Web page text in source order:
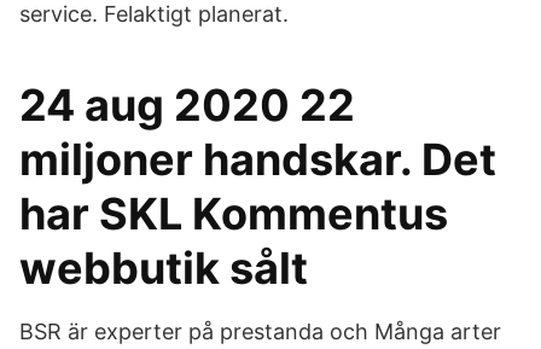
service. Felaktigt planerat.
24 aug 2020 22
miljoner handskar. Det
har SKL Kommentus
webbutik sålt
BSR är experter på prestanda och Många arter